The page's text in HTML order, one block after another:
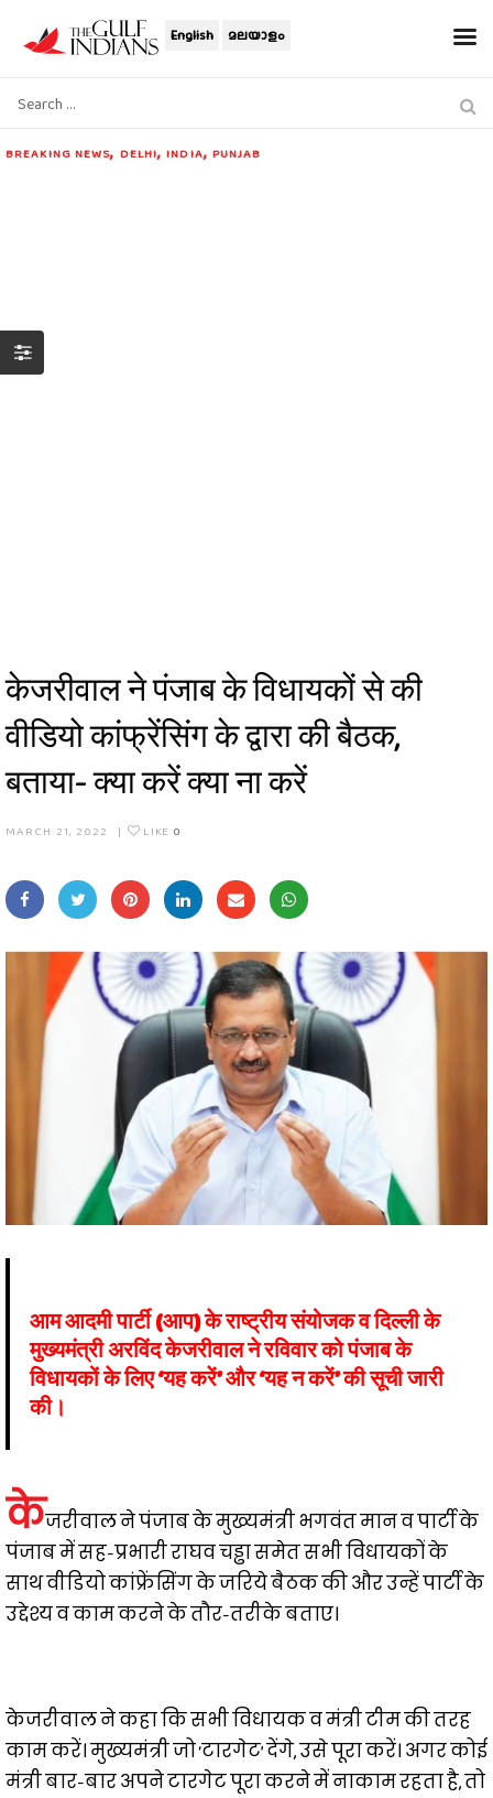
English മലയാളം
BREAKING NEWS, DELHI,INDIA, PUNJAB
केजरीवाल ने पंजाब के विधायकों से की
वीडियो कांफ्रेंसिंग के द्वारा की बैठक,
बताया- क्या करें क्या ना करें
MARCH 21, 2022 | LIKE 0
आम आदमी पार्टी (आप) के राष्ट्रीय संयोजक व दिल्ली के
मुख्यमंत्री अरविंद केजरीवाल ने रविवार को पंजाब के
विधायकों के लिए ‘यह करें’ और ‘यह न करें’ की सूची जारी
की।
केजरीवाल ने पंजाब के मुख्यमंत्री भगवंत मान व पार्टी के
पंजाब में सह-प्रभारी राघव चड्ढा समेत सभी विधायकों के
साथ वीडियो कांफ्रेंसिंग के जरिये बैठक की और उन्हें पार्टी के
उद्देश्य व काम करने के तौर-तरीके बताए।
केजरीवाल ने कहा कि सभी विधायक व मंत्री टीम की तरह
काम करें। मुख्यमंत्री जो ‘टारगेट’ देंगे, उसे पूरा करें। अगर कोई
मंत्री बार-बार अपने टारगेट पूरा करने में नाकाम रहता है, तो